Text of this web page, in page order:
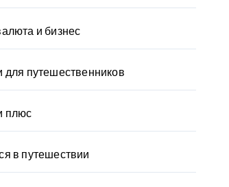
и бизнес
для путешественников
плюс
в путешествии